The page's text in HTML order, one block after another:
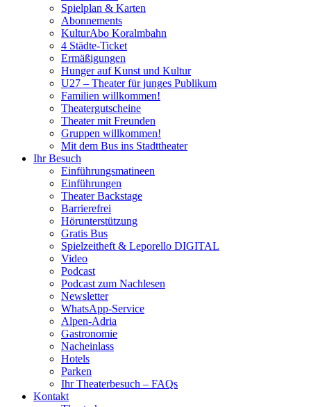
Spielplan & Karten
Abonnements
KulturAbo Koralmbahn
4 Städte-Ticket
Ermäßigungen
Hunger auf Kunst und Kultur
U27 – Theater für junges Publikum
Familien willkommen!
Theatergutscheine
Theater mit Freunden
Gruppen willkommen!
Mit dem Bus ins Stadttheater
Ihr Besuch
Einführungsmatineen
Einführungen
Theater Backstage
Barrierefrei
Hörunterstützung
Gratis Bus
Spielzeitheft & Leporello DIGITAL
Video
Podcast
Podcast zum Nachlesen
Newsletter
WhatsApp-Service
Alpen-Adria
Gastronomie
Nacheinlass
Hotels
Parken
Ihr Theaterbesuch – FAQs
Kontakt